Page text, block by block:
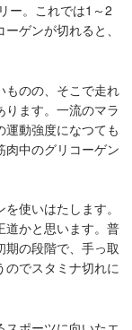
ー。これでは1～2
ゲンが切れると、
ものの、そこで走れ
ます。一流のマラ
運動強度になつても
肉中のグリコーゲン
使いはたします。
道かと思います。普
の段階で、手っ取
のでスタミナ切れに